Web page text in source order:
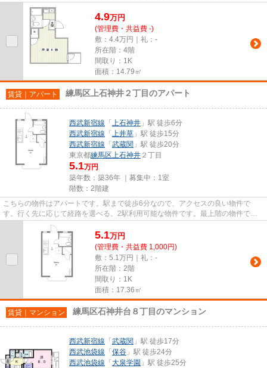
りとデザインに関して、自信を...
4.9万円
(管理費・共益費 -)
敷：4.4万円｜礼：-
所在階：4階
間取り：1K
面積：14.79㎡
賃貸｜アパート 練馬区上石神井２丁目のアパート
西武新宿線 「 上石神井 」駅 徒歩6分
西武新宿線 「 上井草 」駅 徒歩15分
西武新宿線 「 武蔵関 」駅 徒歩20分
東京都練馬区上石神井 ２丁目
5.1万円
築年数：築36年 ｜募集中： 1室
階数：2階建
こちらの物件はアパートです。駅まで徒歩6分なので、アクセスの良い物件で
す。行く先に応じて経路を選べる、2駅利用可能な物件です。最上階の物件で
す。西武新宿線上石神井近くで快適...
5.1万円
(管理費・共益費 1,000円)
敷：5.1万円｜礼：-
所在階：2階
間取り：1K
面積：17.36㎡
賃貸｜マンション 練馬区石神井台８丁目のマンション
西武新宿線 「 武蔵関 」駅 徒歩17分
西武池袋線 「 保谷 」駅 徒歩24分
西武池袋線 「 大泉学園 」駅 徒歩25分